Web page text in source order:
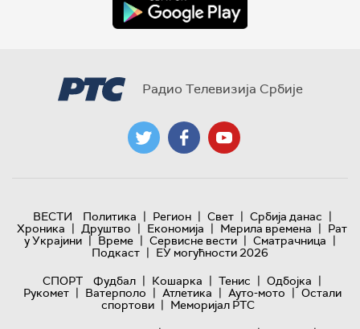
Радио Телевизија Србије
ВЕСТИ Политика | Регион | Свет | Србија данас |
Хроника | Друштво | Економија | Мерила времена | Рат
у Украјини | Време | Сервисне вести | Сматрачница |
Подкаст | ЕУ могућности 2026
СПОРТ
Фудбал | Кошарка | Тенис | Одбојка |
Рукомет | Ватерполо | Атлетика | Ауто-мото | Остали
спортови | Меморијал РТС